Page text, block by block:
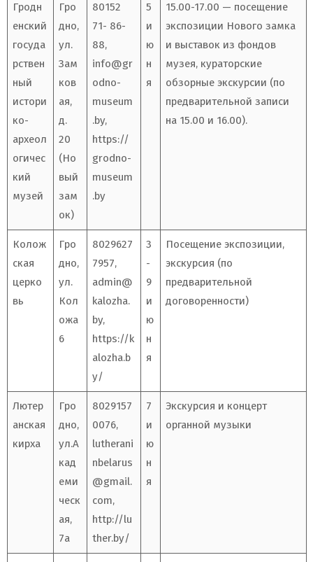
Гродн
енский
госуда
рствен
ный
истори
ко-
археол
огичес
кий
музей
Гро
дно,
ул.
Зам
ков
ая,
д.
20
(Но
вый
зам
ок)
80152
71- 86-
88,
info@gr
odno-
museum
.by,
https://
grodno-
museum
.by
5
и
ю
н
я
15.00-17.00 — посещение
экспозиции Нового замка
и выставок из фондов
музея, кураторские
обзорные экскурсии (по
предварительной записи
на 15.00 и 16.00).
Колож
ская
церко
вь
Гро
дно,
ул.
Кол
ожа
6
8029627
7957,
admin@
kalozha.
by,
https://k
alozha.b
y/
3
-
9
и
ю
н
я
Посещение экспозиции,
экскурсия (по
предварительной
договоренности)
Лютер
анская
кирха
Гро
дно,
ул.А
кад
еми
ческ
ая,
7а
8029157
0076,
lutherani
nbelarus
@gmail.
com,
http://lu
ther.by/
7
и
ю
н
я
Экскурсия и концерт
органной музыки